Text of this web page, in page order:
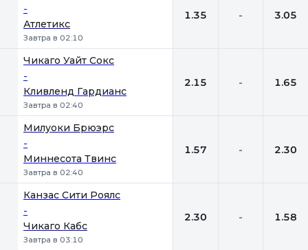
-
Атлетикс
Завтра в 02:10
1.35 - 3.05
Чикаго Уайт Сокс
-
Кливленд Гардианс
Завтра в 02:40
2.15 - 1.65
Милуоки Брюэрс
-
Миннесота Твинс
Завтра в 02:40
1.57 - 2.30
Канзас Сити Роялс
-
Чикаго Кабс
Завтра в 03:10
2.30 - 1.58